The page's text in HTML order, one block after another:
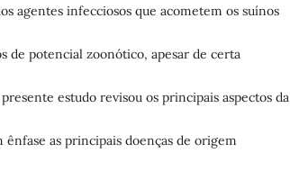
agentes infecciosos que acometem os suínos
de potencial zoonótico, apesar de certa
estudo revisou os principais aspectos da
ênfase as principais doenças de origem